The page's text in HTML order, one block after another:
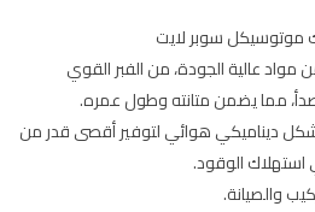
موتوسيكل سوبر لايت
عالية الجودة، من الفبر القوي
مما يضمن متانته وطول عمره.
ديناميكي هوائي لتوفير أقصى قدر من
استهلاك الوقود.
والصيانة.